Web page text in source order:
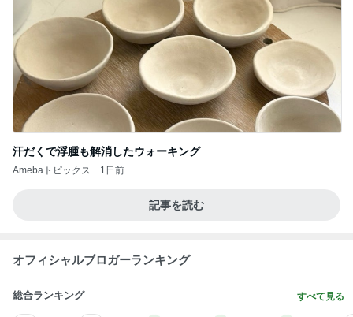
汗だくで浮腫も解消したウォーキング
Amebaトピックス 1日前
記事を読む
オフィシャルブロガーランキング
総合ランキング すべて見る